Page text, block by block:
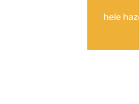
hele